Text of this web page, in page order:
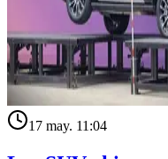
17 may. 11:04